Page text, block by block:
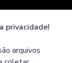
privacidade!
arquivos